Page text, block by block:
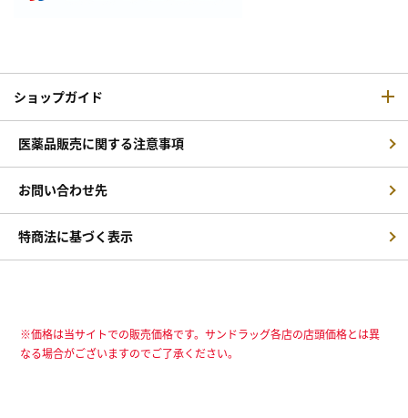
ショップガイド
医薬品販売に関する注意事項
お問い合わせ先
特商法に基づく表示
※価格は当サイトでの販売価格です。サンドラッグ各店の店頭価格とは異
なる場合がございますのでご了承ください。